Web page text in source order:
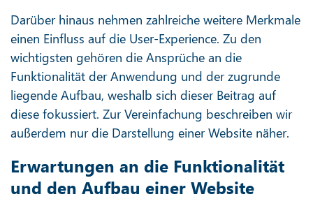
Darüber hinaus nehmen zahlreiche weitere Merkmale
einen Einfluss auf die User-Experience. Zu den
wichtigsten gehören die Ansprüche an die
Funktionalität der Anwendung und der zugrunde
liegende Aufbau, weshalb sich dieser Beitrag auf
diese fokussiert. Zur Vereinfachung beschreiben wir
außerdem nur die Darstellung einer Website näher.
Erwartungen an die Funktionalität
und den Aufbau einer Website